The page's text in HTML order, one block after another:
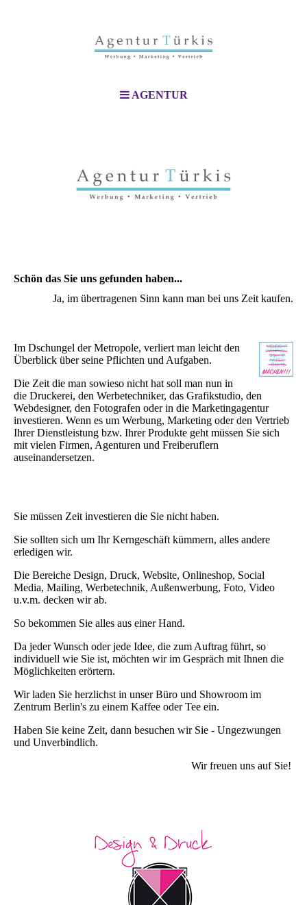
AGENTUR
Schön das Sie uns gefunden haben...
Ja, im übertragenen Sinn kann man bei uns Zeit kaufen.
Im Dschungel der Metropole, verliert man leicht den
Überblick über seine Pflichten und Aufgaben.
Die Zeit die man sowieso nicht hat soll man nun in
die Druckerei, den Werbetechniker, das Grafikstudio, den
Webdesigner, den Fotografen oder in die Marketingagentur
investieren. Wenn es um Werbung, Marketing oder den Vertrieb
Ihrer Dienstleistung bzw. Ihrer Produkte geht müssen Sie sich
mit vielen Firmen, Agenturen und Freiberuflern
auseinandersetzen.
Sie müssen Zeit investieren die Sie nicht haben.
Sie sollten sich um Ihr Kerngeschäft kümmern, alles andere
erledigen wir.
Die Bereiche Design, Druck, Website, Onlineshop, Social
Media, Mailing, Werbetechnik, Außenwerbung, Foto, Video
u.v.m. decken wir ab.
So bekommen Sie alles aus einer Hand.
Da jeder Wunsch oder jede Idee, die zum Auftrag führt, so
individuell wie Sie ist, möchten wir im Gespräch mit Ihnen die
Möglichkeiten erörtern.
Wir laden Sie herzlichst in unser Büro und Showroom im
Zentrum Berlin's zu einem Kaffee oder Tee ein.
Haben Sie keine Zeit, dann besuchen wir Sie - Ungezwungen
und Unverbindlich.
Wir freuen uns auf Sie!